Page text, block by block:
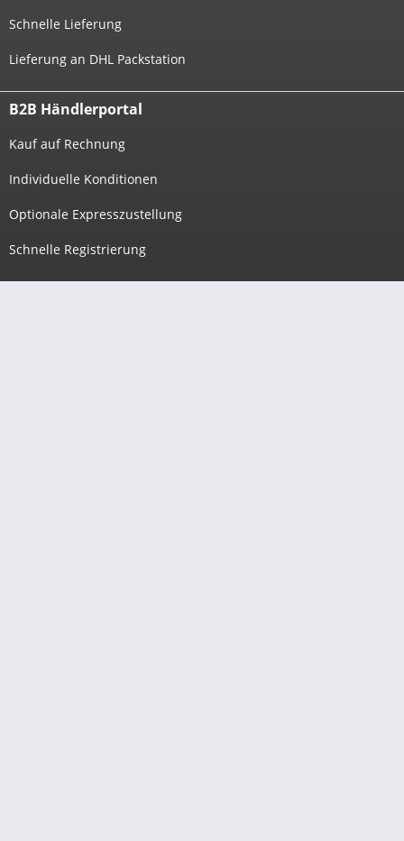
Schnelle Lieferung
Lieferung an DHL Packstation
B2B Händlerportal
Kauf auf Rechnung
Individuelle Konditionen
Optionale Expresszustellung
Schnelle Registrierung